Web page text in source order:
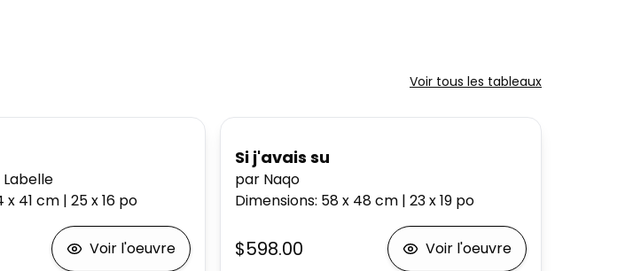
Voir tous les tableaux
x 41 cm| 25 x 16 po
Voir l'oeuvre
Si j'avais su
par Naqo
Dimensions: 58 x 48cm |23 x 19 po
$598.00 Voir l'oeuvre